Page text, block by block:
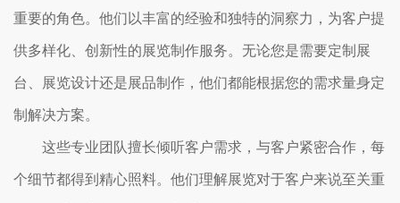
重要的角色。他们以丰富的经验和独特的洞察力，为客户提
供多样化、创新性的展览制作服务。无论您是需要定制展
台、展览设计还是展品制作，他们都能根据您的需求量身定
制解决方案。
这些专业团队擅长倾听客户需求，与客户紧密合作，每
个细节都得到精心照料。他们理解展览对于客户来说至关重